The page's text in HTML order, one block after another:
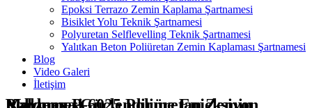
Epoksi Terrazo Zemin Kaplama Şartnamesi
Bisiklet Yolu Teknik Şartnamesi
Polyuretan Selflevelling Teknik Şartnamesi
Yalıtkan Beton Poliüretan Zemin Kaplaması Şartnamesi
Blog
Video Galeri
İletişim